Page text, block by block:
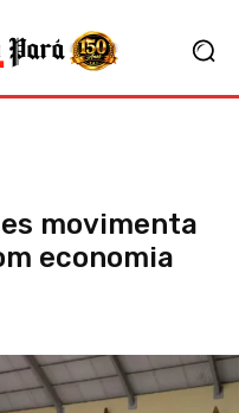
movimenta
economia